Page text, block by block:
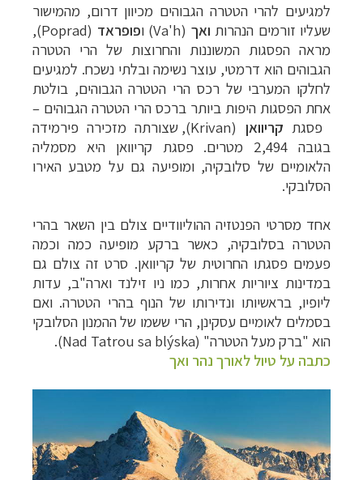
למגיעים להרי הטטרה הגבוהים מכיוון דרום, מהמישור
שעליו זורמים הנהרות ואך (
Va'h) ופופראד (
Poprad
),
מראה הפסגות המשוננות והחרוצות של הרי הטטרה
הגבוהים הוא דרמטי, עוצר נשימה ובלתי נשכח. למגיעים
לחלקו המערבי של רכס הרי הטטרה הגבוהים, בולטת
אחת הפסגות היפות ביותר ברכס הרי הטטרה הגבוהים –
פסגת קריוואן (
Krivan), שצורתה מזכירה פירמידה
בגובה 2,494 מטרים. פסגת קריוואן היא מסמליה
הלאומיים של סלובקיה, ומופיעה גם על מטבע האירו
הסלובקי.
אחד מסרטי הפנטזיה ההוליוודיים צולם בין השאר בהרי
הטטרה בסלובקיה, כאשר ברקע מופיעה כמה וכמה
פעמים פסגתו החרוטית של קריוואן. סרט זה צולם גם
במדינות ציוריות אחרות, כמו ניו זילנד וארה"ב, עדות
ליופיו, בראשיותו ונדירותו של הנוף בהרי הטטרה. ואם
בסמלים לאומיים עסקינן, הרי ששמו של ההמנון הסלובקי
הוא "ברק מעל הטטרה" (Nad Tatrou sa blýska
).
כתבה על טיול לאורך נהר ואך